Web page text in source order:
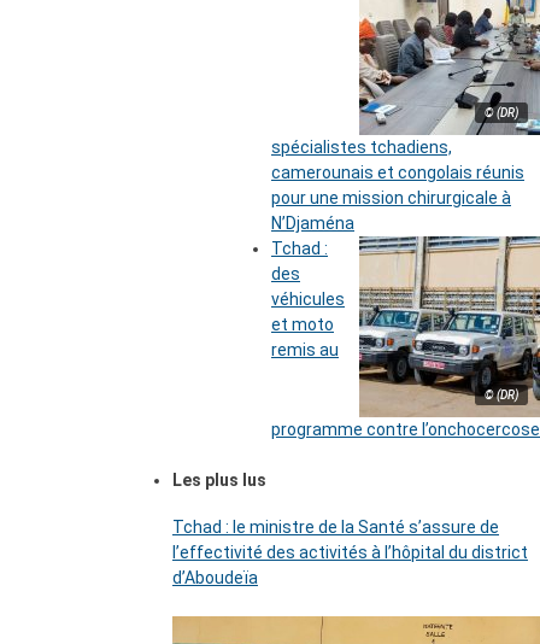
© (DR)
spécialistes tchadiens,
camerounais et congolais réunis
pour une mission chirurgicale à
N’Djaména
© (DR)
Tchad :
des
véhicules
et moto
remis au
programme contre l’onchocercose
Les plus lus
Tchad : le ministre de la Santé s’assure de
l’effectivité des activités à l’hôpital du district
d’Aboudeïa